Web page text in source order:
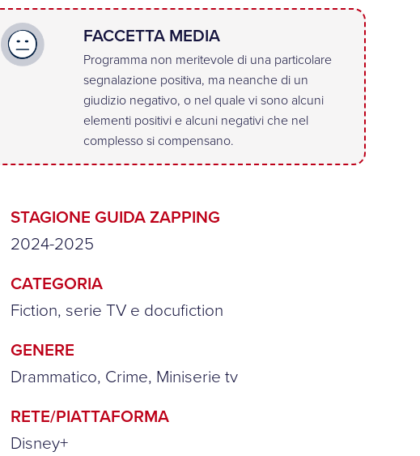
FACCETTA MEDIA
Programma non meritevole di una particolare
segnalazione positiva, ma neanche di un
giudizio negativo, o nel quale vi sono alcuni
elementi positivi e alcuni negativi che nel
complesso si compensano.
STAGIONE GUIDA ZAPPING
2024-2025
CATEGORIA
Fiction, serie TV e docufiction
GENERE
Drammatico, Crime, Miniserie tv
RETE/PIATTAFORMA
Disney+